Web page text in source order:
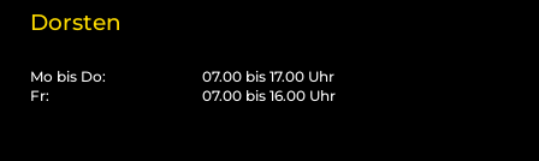
Dorsten
Mo bis Do:
Fr:
07.00 bis 17.00 Uhr
07.00 bis 16.00 Uhr